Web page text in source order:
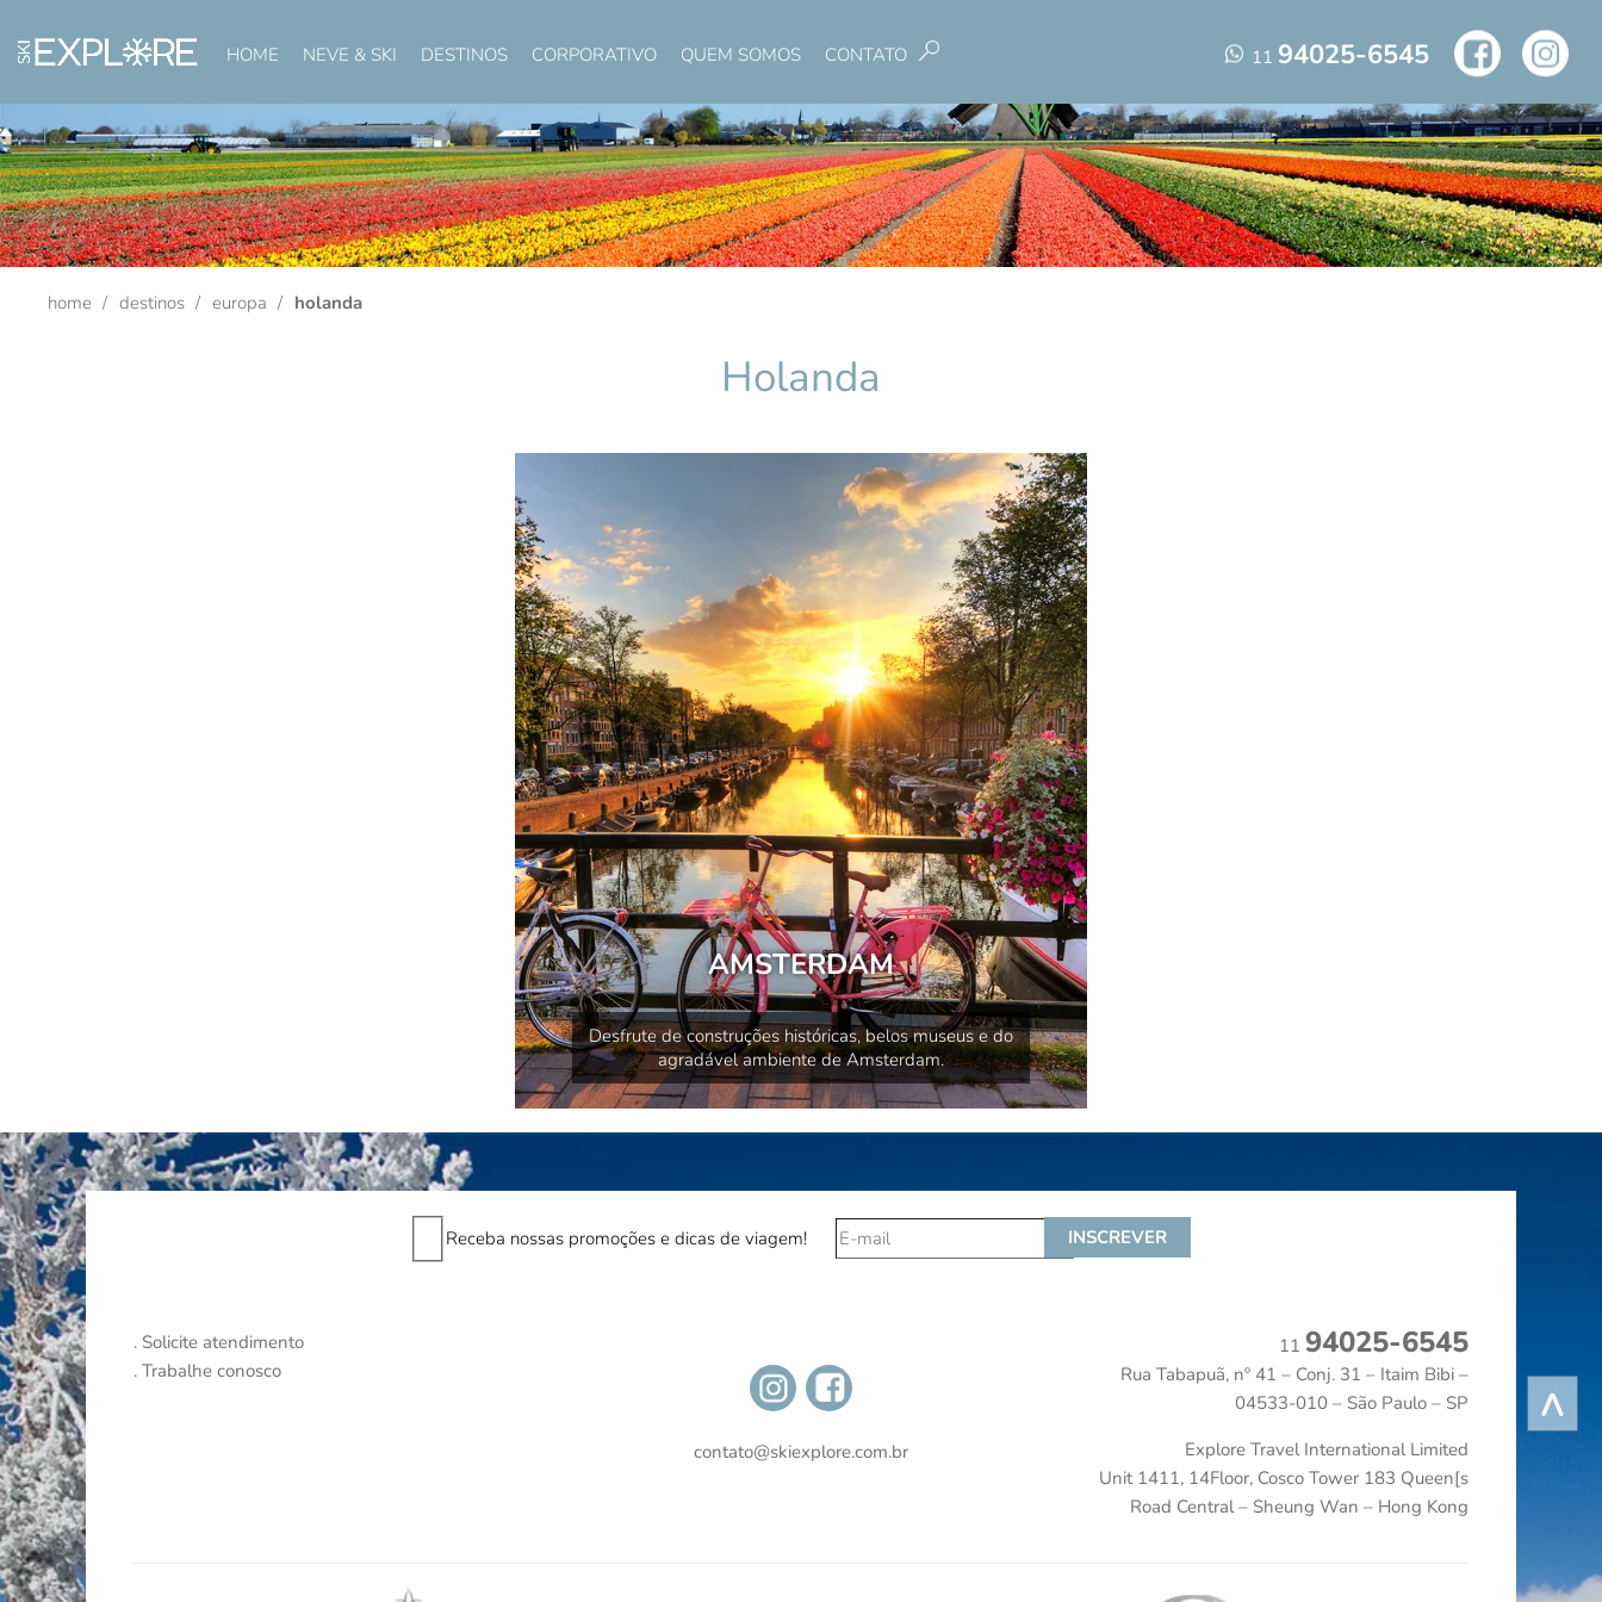
HOME NEVE & SKI DESTINOS CORPORATIVO QUEM SOMOS CONTATO Pesquisar 11 94025-6545
home destinos europa holanda
Holanda
AMSTERDAM
Desfrute de construções históricas, belos museus e do
agradável ambiente de Amsterdam.
^
Receba nossas promoções e dicas de viagem!
. Solicite atendimento
. Trabalhe conosco
contato@skiexplore.com.br
11 94025-6545
Rua Tabapuã, nº 41 – Conj. 31 – Itaim Bibi –
04533-010 – São Paulo – SP
Explore Travel International Limited
Unit 1411, 14Floor, Cosco Tower 183 Queen[s
Road Central – Sheung Wan – Hong Kong